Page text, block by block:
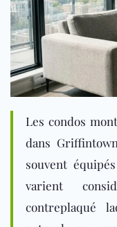
Les condos
dans
souvent
varient
contreplaqué